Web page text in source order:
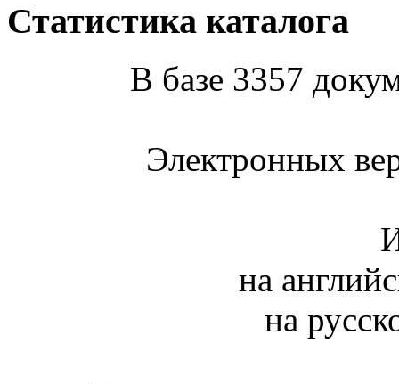
Статистика каталога
В базе 3357
Электронных
на
на